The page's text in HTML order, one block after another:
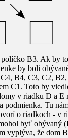
políčko B3. Ak by
by boli
B4, C3, C2,
C1. Toto by
v riadku D a E
podmienka. Tu
o riadkoch - v
byť obývaný
vyplýva, že dom